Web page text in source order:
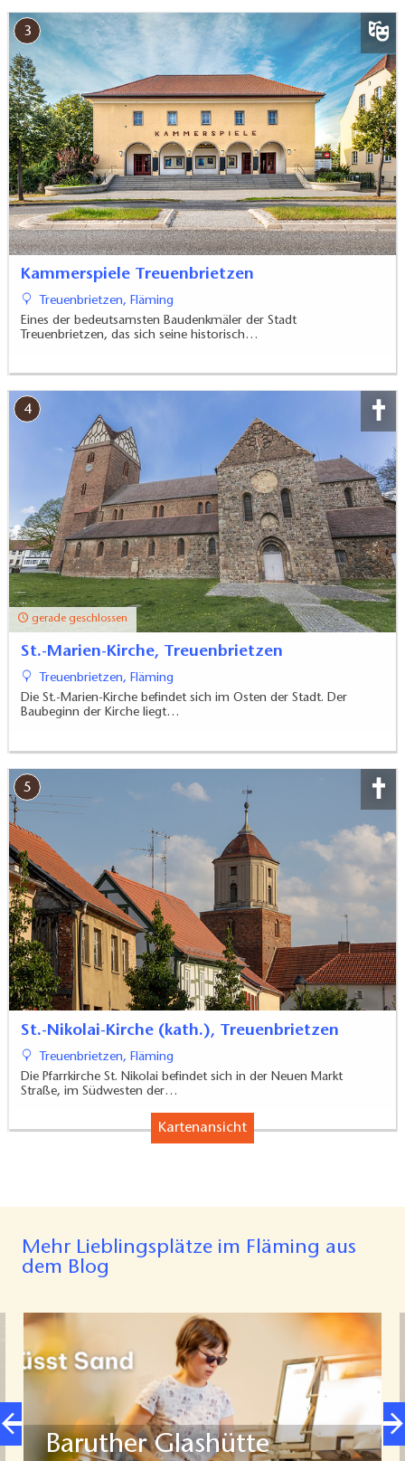
3
Kammerspiele Treuenbrietzen
Treuenbrietzen, Fläming
Eines der bedeutsamsten Baudenkmäler der Stadt
Treuenbrietzen, das sich seine historisch…
4
gerade geschlossen
St.-Marien-Kirche, Treuenbrietzen
Treuenbrietzen, Fläming
Die St.-Marien-Kirche befindet sich im Osten der Stadt. Der
Baubeginn der Kirche liegt…
5
St.-Nikolai-Kirche (kath.), Treuenbrietzen
Treuenbrietzen, Fläming
Die Pfarrkirche St. Nikolai befindet sich in der Neuen Markt
Straße, im Südwesten der…
Kartenansicht
Mehr Lieblingsplätze im Fläming aus
dem Blog
Baruther Glashütte